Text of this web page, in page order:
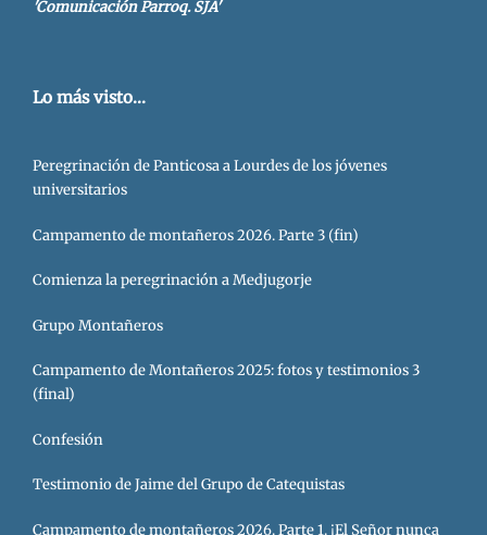
'Comunicación Parroq. SJA'
Lo más visto...
Peregrinación de Panticosa a Lourdes de los jóvenes
universitarios
Campamento de montañeros 2026. Parte 3 (fin)
Comienza la peregrinación a Medjugorje
Grupo Montañeros
Campamento de Montañeros 2025: fotos y testimonios 3
(final)
Confesión
Testimonio de Jaime del Grupo de Catequistas
Campamento de montañeros 2026. Parte 1. ¡El Señor nunca